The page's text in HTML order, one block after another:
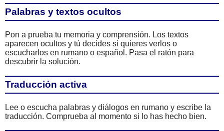
Palabras y textos ocultos
Pon a prueba tu memoria y comprensión. Los textos
aparecen ocultos y tú decides si quieres verlos o
escucharlos en rumano o español. Pasa el ratón para
descubrir la solución.
Traducción activa
Lee o escucha palabras y diálogos en rumano y escribe la
traducción. Comprueba al momento si lo has hecho bien.